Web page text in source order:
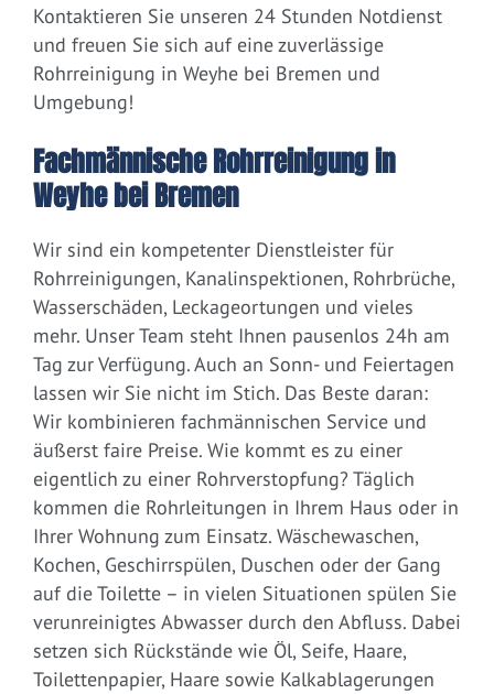
Kontaktieren Sie unseren 24 Stunden Notdienst
und freuen Sie sich auf eine zuverlässige
Rohrreinigung in Weyhe bei Bremen und
Umgebung!
Fachmännische Rohrreinigung in
Weyhe bei Bremen
Wir sind ein kompetenter Dienstleister für
Rohrreinigungen, Kanalinspektionen, Rohrbrüche,
Wasserschäden, Leckageortungen und vieles
mehr. Unser Team steht Ihnen pausenlos 24h am
Tag zur Verfügung. Auch an Sonn- und Feiertagen
lassen wir Sie nicht im Stich. Das Beste daran:
Wir kombinieren fachmännischen Service und
äußerst faire Preise. Wie kommt es zu einer
eigentlich zu einer Rohrverstopfung? Täglich
kommen die Rohrleitungen in Ihrem Haus oder in
Ihrer Wohnung zum Einsatz. Wäschewaschen,
Kochen, Geschirrspülen, Duschen oder der Gang
auf die Toilette – in vielen Situationen spülen Sie
verunreinigtes Abwasser durch den Abfluss. Dabei
setzen sich Rückstände wie Öl, Seife, Haare,
Toilettenpapier, Haare sowie Kalkablagerungen